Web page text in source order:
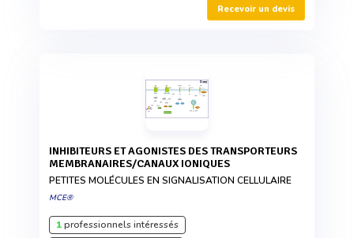
Recevoir un devis
INHIBITEURS ET AGONISTES DES TRANSPORTEURS
MEMBRANAIRES/CANAUX IONIQUES
PETITES MOLÉCULES EN SIGNALISATION CELLULAIRE
MCE®
1professionnels intéressés